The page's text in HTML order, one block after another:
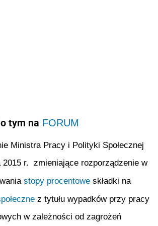
tym na FORUM
Ministra Pracy i Polityki Społecznej
2015 r. zmieniające rozporządzenie w
stopy procentowe składki na
z tytułu wypadków przy pracy
w zależności od zagrożeń